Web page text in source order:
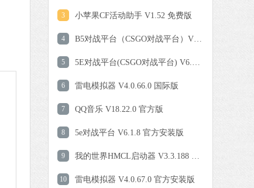
下载
下载
3 小苹果CF活动助手 V1.52 免费版
4 B5对战平台（CSGO对战平台）V5.0.627 官方版
5 5E对战平台(CSGO对战平台) V6.0.0 官方安装版
6 雷电模拟器 V4.0.66.0 国际版
7 QQ音乐 V18.22.0 官方版
8 5e对战平台 V6.1.8 官方安装版
9 我的世界HMCL启动器 V3.3.188 中文免费版
10 雷电模拟器 V4.0.67.0 官方安装版